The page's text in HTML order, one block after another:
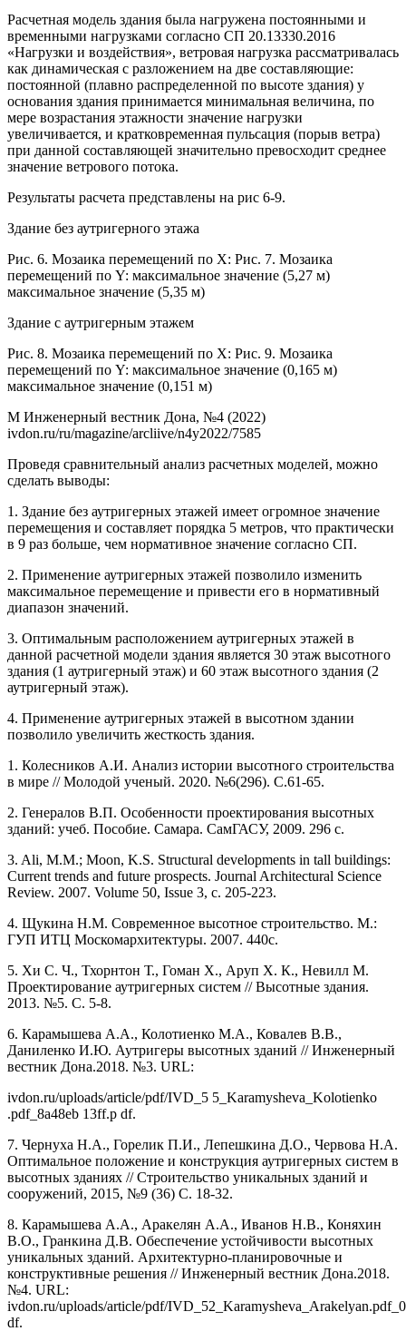
Расчетная модель здания была нагружена постоянными и
временными нагрузками согласно СП 20.13330.2016
«Нагрузки и воздействия», ветровая нагрузка рассматривалась
как динамическая с разложением на две составляющие:
постоянной (плавно распределенной по высоте здания) у
основания здания принимается минимальная величина, по
мере возрастания этажности значение нагрузки
увеличивается, и кратковременная пульсация (порыв ветра)
при данной составляющей значительно превосходит среднее
значение ветрового потока.
Результаты расчета представлены на рис 6-9.
Здание без аутригерного этажа
Рис. 6. Мозаика перемещений по X: Рис. 7. Мозаика
перемещений по Y: максимальное значение (5,27 м)
максимальное значение (5,35 м)
Здание с аутригерным этажем
Рис. 8. Мозаика перемещений по X: Рис. 9. Мозаика
перемещений по Y: максимальное значение (0,165 м)
максимальное значение (0,151 м)
М Инженерный вестник Дона, №4 (2022)
ivdon.ru/ru/magazine/arcliive/n4y2022/7585
Проведя сравнительный анализ расчетных моделей, можно
сделать выводы:
1. Здание без аутригерных этажей имеет огромное значение
перемещения и составляет порядка 5 метров, что практически
в 9 раз больше, чем нормативное значение согласно СП.
2. Применение аутригерных этажей позволило изменить
максимальное перемещение и привести его в нормативный
диапазон значений.
3. Оптимальным расположением аутригерных этажей в
данной расчетной модели здания является 30 этаж высотного
здания (1 аутригерный этаж) и 60 этаж высотного здания (2
аутригерный этаж).
4. Применение аутригерных этажей в высотном здании
позволило увеличить жесткость здания.
1. Колесников А.И. Анализ истории высотного строительства
в мире // Молодой ученый. 2020. №6(296). С.61-65.
2. Генералов В.П. Особенности проектирования высотных
зданий: учеб. Пособие. Самара. СамГАСУ, 2009. 296 с.
3. Ali, M.M.; Moon, K.S. Structural developments in tall buildings:
Current trends and future prospects. Journal Architectural Science
Review. 2007. Volume 50, Issue 3, с. 205-223.
4. Щукина Н.М. Современное высотное строительство. М.:
ГУП ИТЦ Москомархитектуры. 2007. 440с.
5. Хи С. Ч., Тхорнтон Т., Гоман Х., Аруп Х. К., Невилл М.
Проектирование аутригерных систем // Высотные здания.
2013. №5. С. 5-8.
6. Карамышева А.А., Колотиенко М.А., Ковалев В.В.,
Даниленко И.Ю. Аутригеры высотных зданий // Инженерный
вестник Дона.2018. №3. URL:
ivdon.ru/uploads/article/pdf/IVD_5 5_Karamysheva_Kolotienko
.pdf_8a48eb 13ff.p df.
7. Чернуха Н.А., Горелик П.И., Лепешкина Д.О., Червова Н.А.
Оптимальное положение и конструкция аутригерных систем в
высотных зданиях // Строительство уникальных зданий и
сооружений, 2015, №9 (36) С. 18-32.
8. Карамышева А.А., Аракелян А.А., Иванов Н.В., Коняхин
В.О., Гранкина Д.В. Обеспечение устойчивости высотных
уникальных зданий. Архитектурно-планировочные и
конструктивные решения // Инженерный вестник Дона.2018.
№4. URL:
ivdon.ru/uploads/article/pdf/
df.